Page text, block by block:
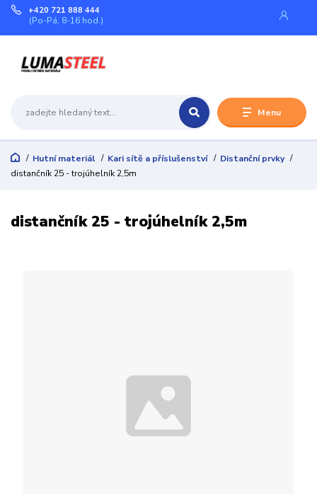
Menu
+420 721 888 444
(Po-Pá, 8-16 hod.)
Hutní materiál Kari sítě a příslušenství
Distanční prvky
distančník 25 - trojúhelník 2,5m
distančník 25 - trojúhelník 2,5m